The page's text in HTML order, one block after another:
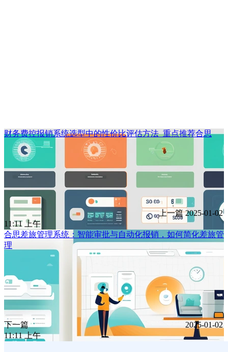
财务费控报销系统选型中的性价比评估方法_重点推荐合思
上一篇 2025-01-02
11:11 上午
合思差旅管理系统：智能审批与自动化报销，如何简化差旅管
理
下一篇
2025-01-02
11:11 上午